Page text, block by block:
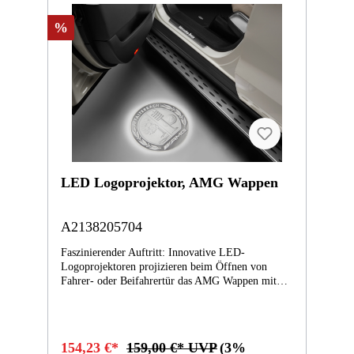
%
LED Logoprojektor, AMG Wappen
A2138205704
Faszinierender Auftritt: Innovative LED-
Logoprojektoren projizieren beim Öffnen von
Fahrer- oder Beifahrertür das AMG Wappen mit
154,23 €* 159,00 €* UVP(3%